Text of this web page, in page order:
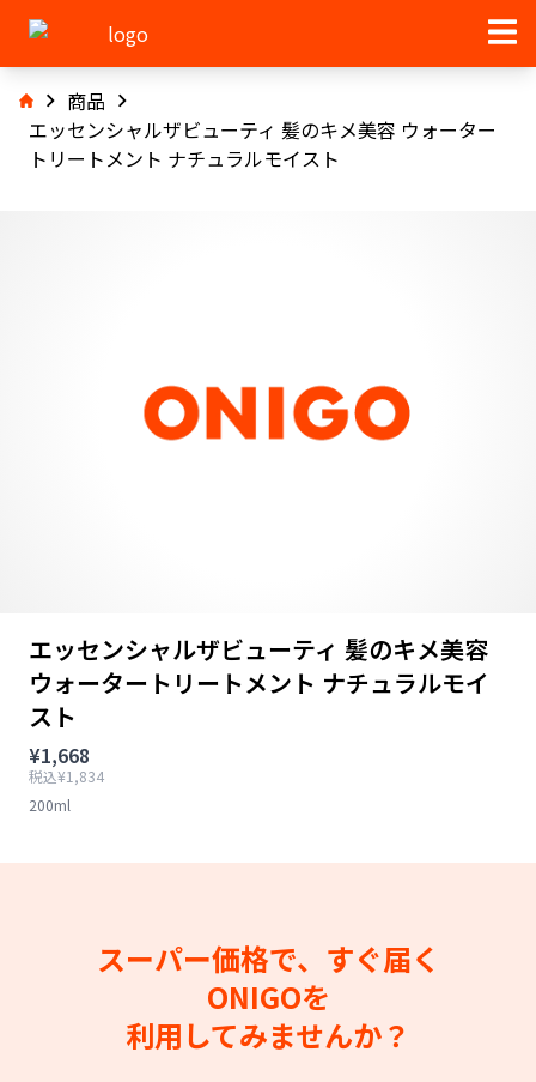
商品
エッセンシャルザビューティ 髪のキメ美容 ウォーター
トリートメント ナチュラルモイスト
エッセンシャルザビューティ 髪のキメ美容
ウォータートリートメント ナチュラルモイ
スト
¥1,668
税込¥1,834
200ml
スーパー価格で、すぐ届く
ONIGOを
利用してみませんか？